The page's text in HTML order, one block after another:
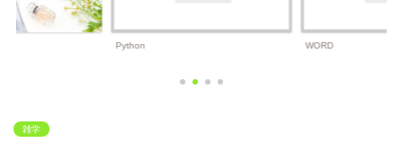
WORD ビジネス
雑学